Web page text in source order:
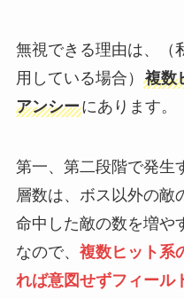
無視できる理由は、（
用している場合） 複数
アンシーにあります。
第一、第二段階で発生
層数は、ボス以外の敵
命中した敵の数を増や
なので、 複数ヒット系
れば意図せずフィール